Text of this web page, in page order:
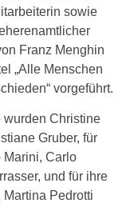
sowie
Franz Menghin
„Alle Menschen
vorgeführt.
wurden Christine
Gruber, für
Marini, Carlo
und für ihre
Pedrotti